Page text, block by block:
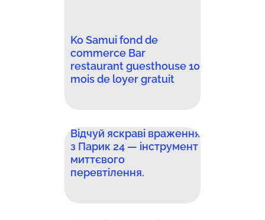
Ko Samui fond de
commerce Bar
restaurant guesthouse 10
mois de loyer gratuit
Відчуй яскраві враження
з Парик 24 — інструмент
миттєвого
перевтілення.